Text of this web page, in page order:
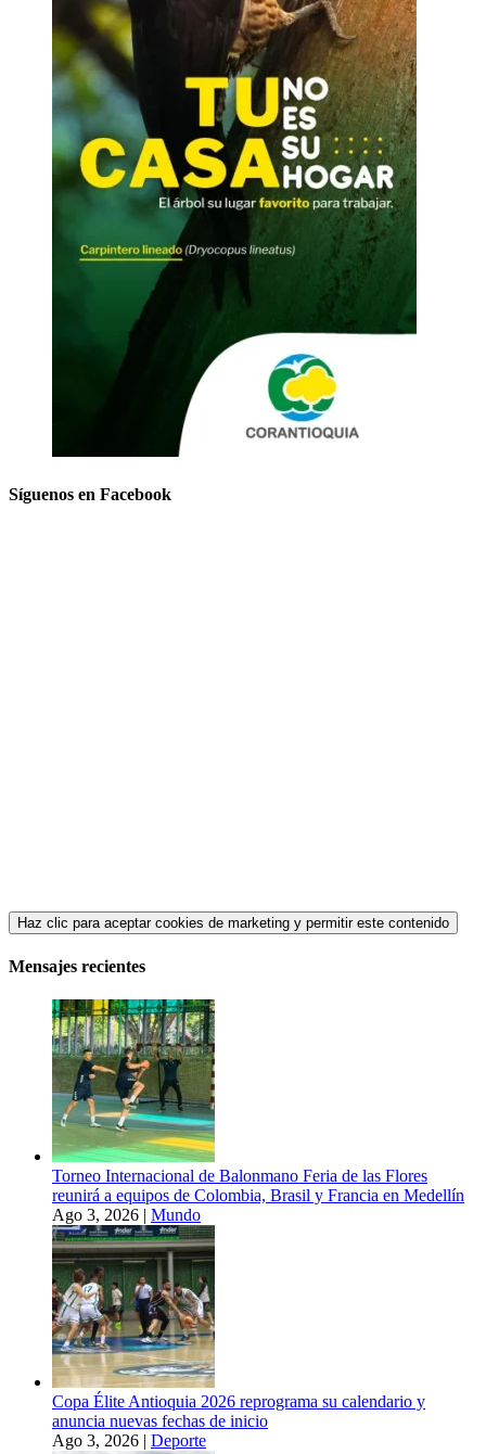
Síguenos en Facebook
Haz clic para aceptar cookies de marketing y permitir este contenido
Mensajes recientes
Torneo Internacional de Balonmano Feria de las Flores
reunirá a equipos de Colombia, Brasil y Francia en Medellín
Ago 3, 2026 | Mundo
Copa Élite Antioquia 2026 reprograma su calendario y
anuncia nuevas fechas de inicio
Ago 3, 2026 | Deporte